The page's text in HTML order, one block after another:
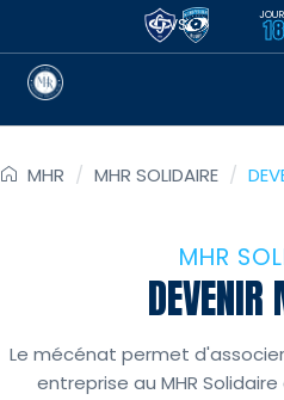
VS 18
MHR / MHR SOLIDAIRE /
MHR
DEVENIR
Le mécénat permet
entreprise au MHR